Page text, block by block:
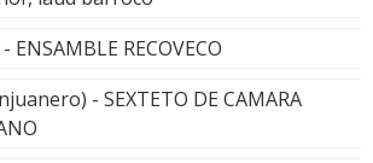
ENSAMBLE RECOVECO
- SEXTETO DE CAMARA